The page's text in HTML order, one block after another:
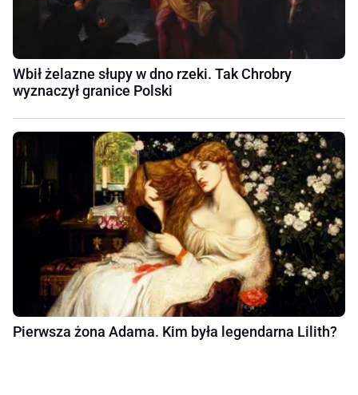
Wbił żelazne słupy w dno rzeki. Tak Chrobry
wyznaczył granice Polski
Pierwsza żona Adama. Kim była legendarna Lilith?